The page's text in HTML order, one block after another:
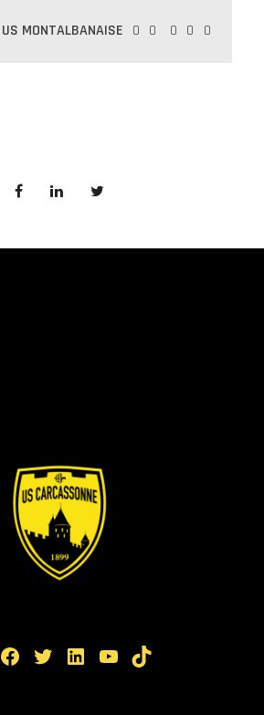
US MONTALBANAISE 0 0 0 0 0
Facebook Twitter LinkedIn YouTube TikTok